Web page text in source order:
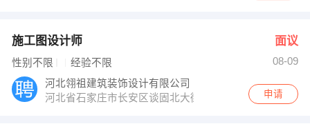
施工图设计师 面议
性别不限 经验不限
08-09
河北翎祖建筑装饰设计有限公司
河北省石家庄市长安区谈固北大街与北宋路交口瑞城B6
申请